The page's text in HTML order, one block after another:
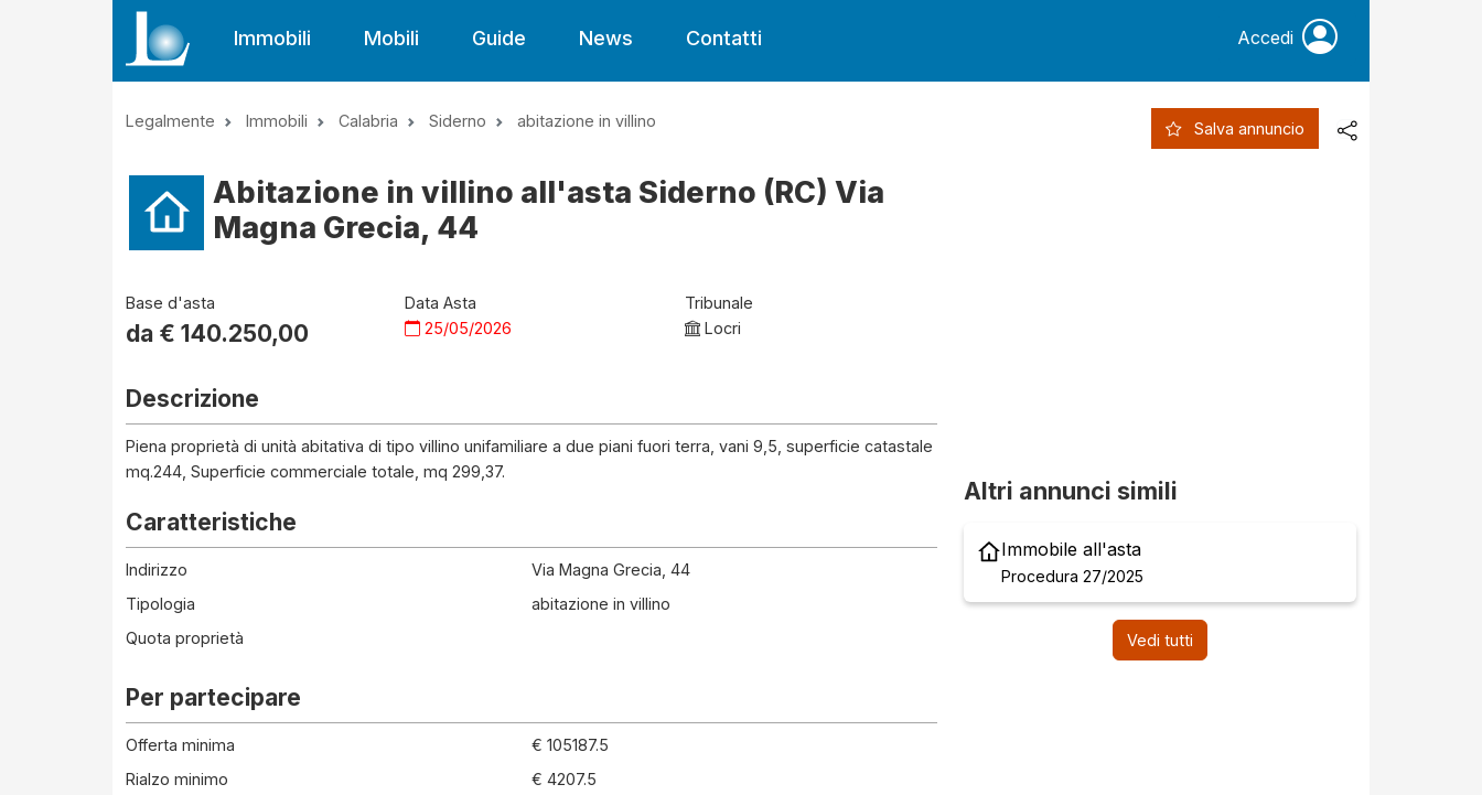
Immobili Mobili Guide News Contatti Accedi
Legalmente Immobili Calabria Siderno abitazione in villino Salva annuncio
Abitazione in villino all'asta Siderno (RC) Via
Magna Grecia, 44
Base d'asta
da € 140.250,00
Data Asta
25/05/2026
Tribunale
Locri
Descrizione
Piena proprietà di unità abitativa di tipo villino unifamiliare a due piani fuori terra, vani 9,5, superficie catastale
mq.244, Superficie commerciale totale, mq 299,37.
Caratteristiche
Indirizzo
Via Magna Grecia, 44
Tipologia
abitazione in villino
Quota proprietà
Per partecipare
Offerta minima
€ 105187.5
Rialzo minimo
€ 4207.5
Altri annunci simili
Immobile all'asta
Procedura 27/2025
Vedi tutti